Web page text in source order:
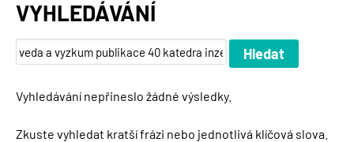
STUDIUM
VĚDA
FAKULTA
VYHLEDÁVÁNÍ
Vyhledávání nepřineslo žádné výsledky.
Zkuste vyhledat kratší frázi nebo jednotlivá klíčová slova.